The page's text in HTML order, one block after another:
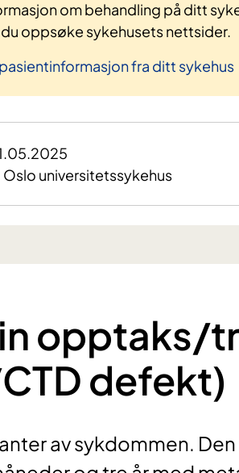
om behandling på ditt
du oppsøke sykehusets nettsider.
fra ditt sykehus
Oslo universitetssykehus
opptaks/
defekt)
av sykdommen.